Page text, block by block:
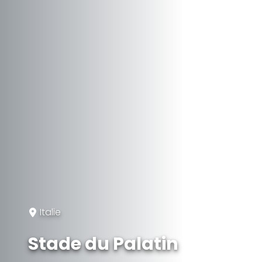
Italie
Stade du Palatin